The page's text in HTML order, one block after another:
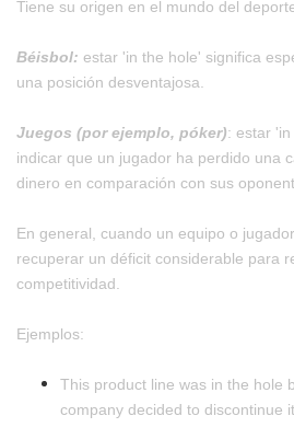
Tiene su origen en el mundo del
Béisbol: estar 'in the hole' significa
una posición desventajosa.
Juegos (por ejemplo, póker): estar
indicar que un jugador ha perdido una
dinero en comparación con sus
En general, cuando un equipo o
recuperar un déficit considerable para
competitividad.
Ejemplos:
This product line was in the hole
company decided to discontinue it.